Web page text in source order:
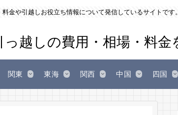
金や引越しお役立ち情報について発信しているサイトです。
関東 東海 関西 中国 四国